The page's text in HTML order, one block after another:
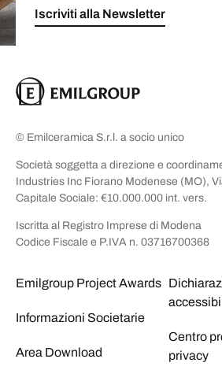
Iscriviti alla Newsletter
© Emilceramica S.r.l. a socio unico
Società soggetta a direzione e
Industries Inc Fiorano Modenese (MO),
Capitale Sociale: €10.000.000 int. vers.
Iscritta al Registro Imprese di Modena
Codice Fiscale e P.IVA n. 03716700368
Emilgroup Project Awards
Informazioni Societarie
Area Download
Centro
privacy